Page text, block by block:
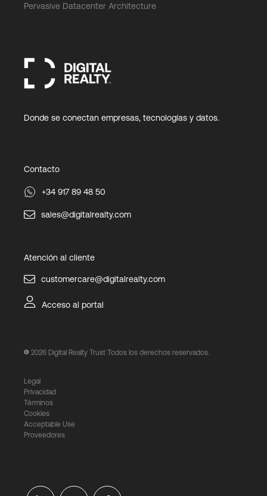
Pervasive Datacenter Architecture
Donde se conectan empresas, tecnologías y datos.
Contacto
+34 917 89 48 50
sales@digitalrealty.com
Atención al cliente
customercare@digitalrealty.com
Acceso al portal
2026 Digital Realty Trust Todos los derechos reservados.
Legal
Privacidad
Términos
Cookies
Acceptable Use
Proveedores